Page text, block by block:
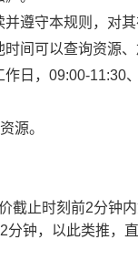
遵守本规则，对
间可以查询资源
日，09:00-11:30
源。
截止时刻前2分钟
钟，以此类推，